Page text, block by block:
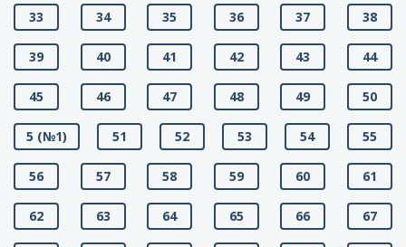
33 34 35 36 37 38
39 40 41 42 43 44
45 46 47 48 49 50
5 (№1) 51 52 53 54 55
56 57 58 59 60 61
62 63 64 65 66 67